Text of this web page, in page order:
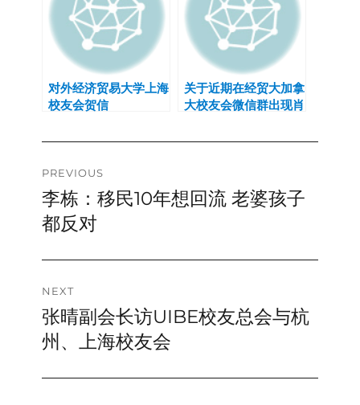
对外经济贸易大学上海
校友会贺信
关于近期在经贸大加拿
大校友会微信群出现肖
告
Post
navigation
PREVIOUS
Previous
post:
李栋：移民10年想回流 老婆孩子
都反对
NEXT
Next
post:
张晴副会长访UIBE校友总会与杭
州、上海校友会